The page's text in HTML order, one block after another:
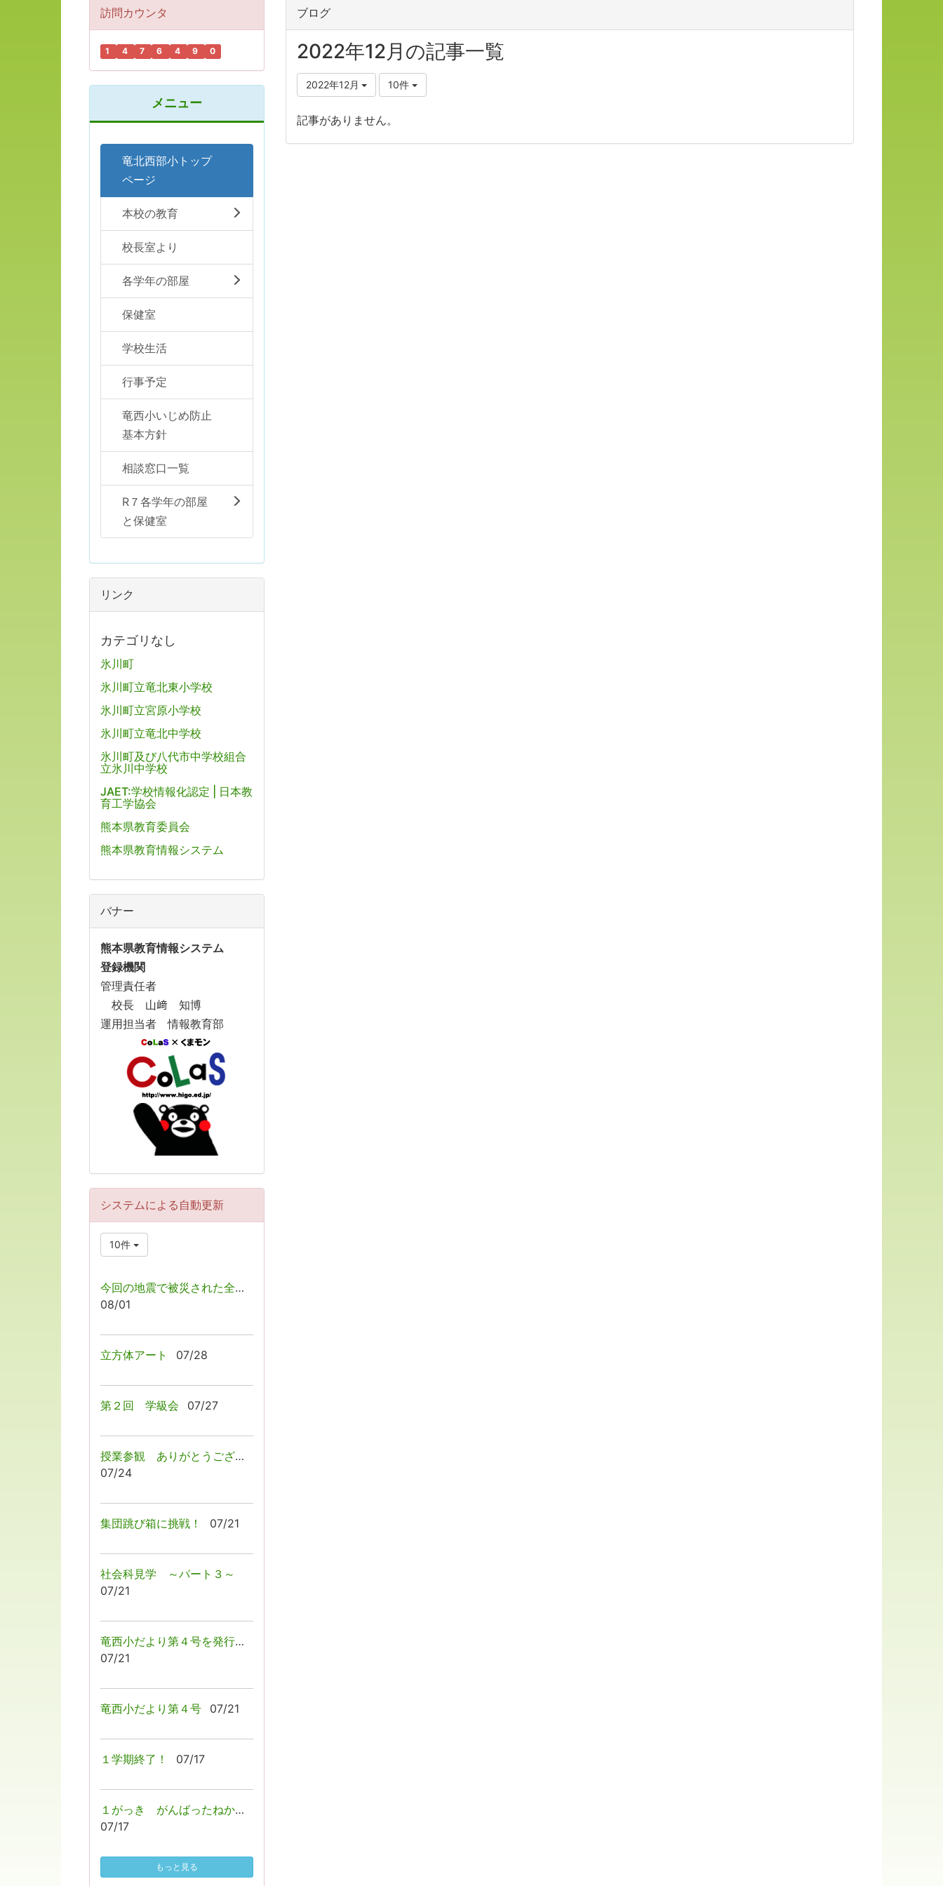
ブログ
2022年12月の記事一覧
2022年12月 10件
記事がありません。
訪問カウンタ
1 4 7 6 4 9 0
メニュー
竜北西部小トップ
ページ
本校の教育
校長室より
各学年の部屋
保健室
学校生活
行事予定
竜西小いじめ防止
基本方針
相談窓口一覧
R７各学年の部屋
と保健室
リンク
カテゴリなし
氷川町
氷川町立竜北東小学校
氷川町立宮原小学校
氷川町立竜北中学校
氷川町及び八代市中学校組合
立氷川中学校
JAET:学校情報化認定 | 日本教
育工学協会
熊本県教育委員会
熊本県教育情報システム
バナー
熊本県教育情報システム
登録機関
管理責任者
校長 山﨑 知博
運用担当者 情報教育部
システムによる自動更新
10件
今回の地震で被災された全ての皆様へ
08/01
立方体アート 07/28
第２回 学級会 07/27
授業参観 ありがとうございましたっ！
07/24
集団跳び箱に挑戦！ 07/21
社会科見学 ～パート３～
07/21
竜西小だより第４号を発行しました！
07/21
竜西小だより第４号 07/21
１学期終了！ 07/17
１がっき がんばったねかい☺
07/17
もっと見る